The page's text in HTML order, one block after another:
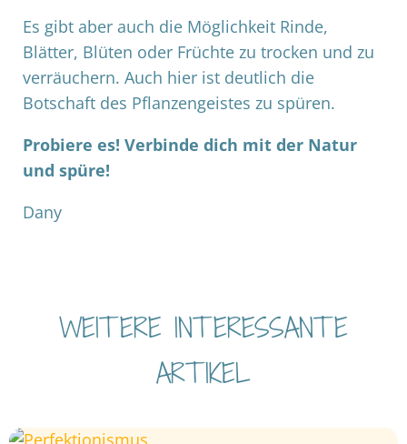
Es gibt aber auch die Möglichkeit Rinde,
Blätter, Blüten oder Früchte zu trocken und zu
verräuchern. Auch hier ist deutlich die
Botschaft des Pflanzengeistes zu spüren.
Probiere es! Verbinde dich mit der Natur
und spüre!
Dany
WEITERE INTERESSANTE
ARTIKEL